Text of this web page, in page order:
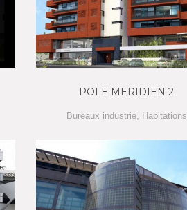
POLE MERIDIEN 2
Bureaux industrie, Habitations